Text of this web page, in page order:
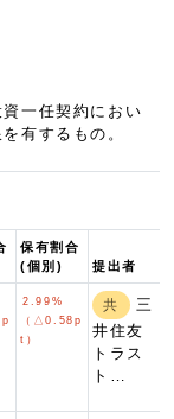
一任契約におい
有するもの。
保有割合
(個別)
提出者
2.99%
（△0.58p
t）
共
三
井住友
トラス
ト…